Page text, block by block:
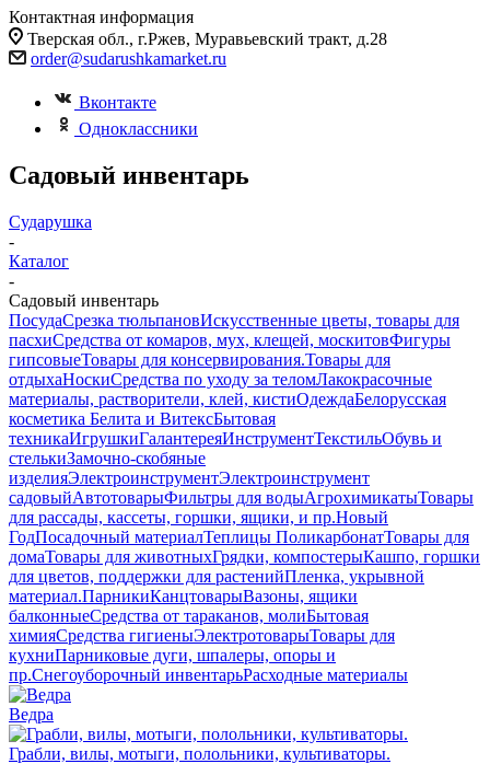
Контактная информация
Тверская обл., г.Ржев, Муравьевский тракт, д.28
order@sudarushkamarket.ru
Вконтакте
Одноклассники
Садовый инвентарь
Сударушка
-
Каталог
-
Садовый инвентарь
ПосудаСрезка тюльпановИскусственные цветы, товары для
пасхиСредства от комаров, мух, клещей, москитовФигуры
гипсовыеТовары для консервирования.Товары для
отдыхаНоскиСредства по уходу за теломЛакокрасочные
материалы, растворители, клей, кистиОдеждаБелорусская
косметика Белита и ВитексБытовая
техникаИгрушкиГалантереяИнструментТекстильОбувь и
стелькиЗамочно-скобяные
изделияЭлектроинструментЭлектроинструмент
садовыйАвтотоварыФильтры для водыАгрохимикатыТовары
для рассады, кассеты, горшки, ящики, и пр.Новый
ГодПосадочный материалТеплицы ПоликарбонатТовары для
домаТовары для животныхГрядки, компостерыКашпо, горшки
для цветов, поддержки для растенийПленка, укрывной
материал.ПарникиКанцтоварыВазоны, ящики
балконныеСредства от тараканов, молиБытовая
химияСредства гигиеныЭлектротоварыТовары для
кухниПарниковые дуги, шпалеры, опоры и
пр.Снегоуборочный инвентарьРасходные материалы
Ведра
Грабли, вилы, мотыги, полольники, культиваторы.